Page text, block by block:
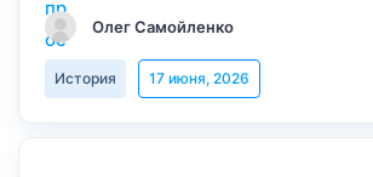
Олег Самойленко
История 17 июня, 2026